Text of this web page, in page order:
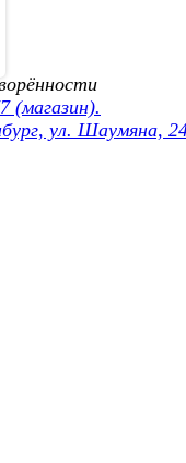
(магазин).
ул. Шаумяна,